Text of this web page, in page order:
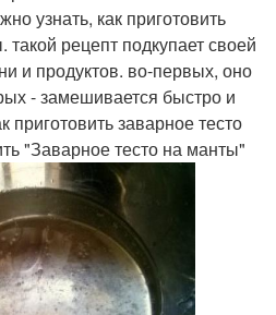
узнать, как приготовить
рецепт подкупает своей
и продуктов. во-первых, оно
- замешивается быстро и
приготовить заварное тесто
"Заварное тесто на манты"